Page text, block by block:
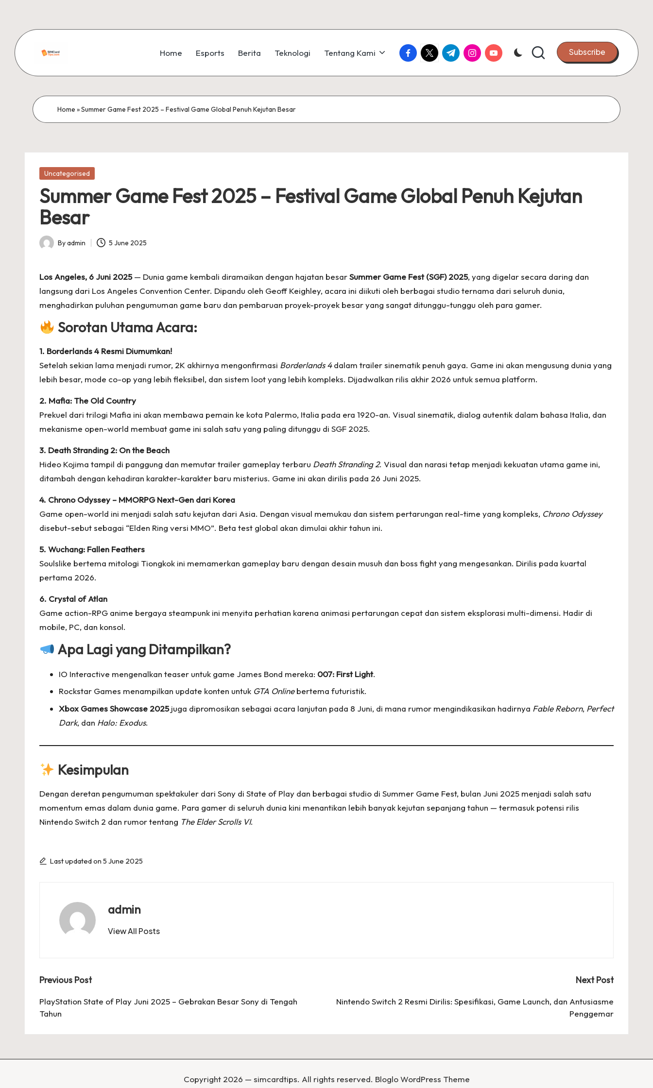
content
si
m
c
r
d
ti
p
s
Home Esports Berita Teknologi Tentang Kami facebook.com
twitter.com
t.me instagram.com
youtube.com Subscribe
Home »Summer Game Fest 2025 – Festival Game Global Penuh Kejutan Besar
Posted
Uncategorised
Summer Game Fest 2025 – Festival Game Global Penuh Kejutan
Besar
Posted
Byadmin 5 June 2025
Los Angeles, 6 Juni 2025— Dunia game kembali diramaikan dengan hajatan besarSummer Game Fest (SGF) 2025, yang digelar secara daring dan
langsung dari Los Angeles Convention Center. Dipandu oleh Geoff Keighley, acara ini diikuti oleh berbagai studio ternama dari seluruh dunia,
menghadirkan puluhan pengumuman game baru dan pembaruan proyek-proyek besar yang sangat ditunggu-tunggu oleh para gamer.
Sorotan Utama Acara:
1. Borderlands 4 Resmi Diumumkan!
Setelah sekian lama menjadi rumor, 2K akhirnya mengonfirmasi Borderlands 4dalam trailer sinematik penuh gaya. Game ini akan mengusung dunia yang
lebih besar, mode co-op yang lebih fleksibel, dan sistem loot yang lebih kompleks. Dijadwalkan rilis akhir 2026 untuk semua platform.
2. Mafia: The Old Country
Prekuel dari trilogi Mafia ini akan membawa pemain ke kota Palermo, Italia pada era 1920-an. Visual sinematik, dialog autentik dalam bahasa Italia, dan
mekanisme open-world membuat game ini salah satu yang paling ditunggu di SGF 2025.
3. Death Stranding 2: On the Beach
Hideo Kojima tampil di panggung dan memutar trailer gameplay terbaru Death Stranding 2. Visual dan narasi tetap menjadi kekuatan utama game ini,
ditambah dengan kehadiran karakter-karakter baru misterius. Game ini akan dirilis pada 26 Juni 2025.
4. Chrono Odyssey – MMORPG Next-Gen dari Korea
Game open-world ini menjadi salah satu kejutan dari Asia. Dengan visual memukau dan sistem pertarungan real-time yang kompleks, Chrono Odyssey
disebut-sebut sebagai “Elden Ring versi MMO”. Beta test global akan dimulai akhir tahun ini.
5. Wuchang: Fallen Feathers
Soulslike bertema mitologi Tiongkok ini memamerkan gameplay baru dengan desain musuh dan boss fight yang mengesankan. Dirilis pada kuartal
pertama 2026.
6. Crystal of Atlan
Game action-RPG anime bergaya steampunk ini menyita perhatian karena animasi pertarungan cepat dan sistem eksplorasi multi-dimensi. Hadir di
mobile, PC, dan konsol.
Apa Lagi yang Ditampilkan?
IO Interactive mengenalkan teaser untuk game James Bond mereka: 007: First Light.
Rockstar Games menampilkan update konten untuk GTA Onlinebertema futuristik.
Xbox Games Showcase 2025juga dipromosikan sebagai acara lanjutan pada 8 Juni, di mana rumor mengindikasikan hadirnya Fable Reborn, Perfect
Dark, dan Halo: Exodus.
Kesimpulan
Dengan deretan pengumuman spektakuler dari Sony di State of Play dan berbagai studio di Summer Game Fest, bulan Juni 2025 menjadi salah satu
momentum emas dalam dunia game. Para gamer di seluruh dunia kini menantikan lebih banyak kejutan sepanjang tahun — termasuk potensi rilis
Nintendo Switch 2 dan rumor tentang The Elder Scrolls VI.
Last updated on 5 June 2025
admin
View All Posts
Post
navigation
Previous Post
PlayStation State of Play Juni 2025 – Gebrakan Besar Sony di Tengah
Tahun
Next Post
Nintendo Switch 2 Resmi Dirilis: Spesifikasi, Game Launch, dan Antusiasme
Penggemar
Copyright 2026 — simcardtips. All rights reserved. Bloglo WordPress Theme